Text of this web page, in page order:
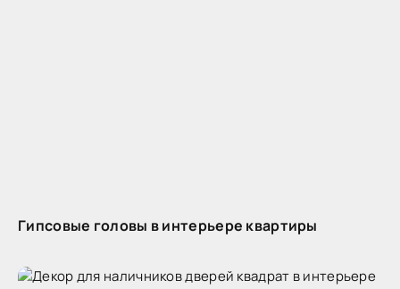
Гипсовые головы в интерьере квартиры